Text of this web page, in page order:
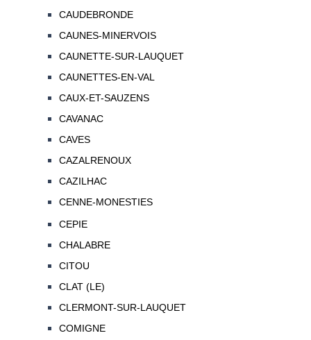
CAUDEBRONDE
CAUNES-MINERVOIS
CAUNETTE-SUR-LAUQUET
CAUNETTES-EN-VAL
CAUX-ET-SAUZENS
CAVANAC
CAVES
CAZALRENOUX
CAZILHAC
CENNE-MONESTIES
CEPIE
CHALABRE
CITOU
CLAT (LE)
CLERMONT-SUR-LAUQUET
COMIGNE